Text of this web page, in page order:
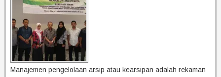
Manajemen pengelolaan arsip atau kearsipan adalah rekaman